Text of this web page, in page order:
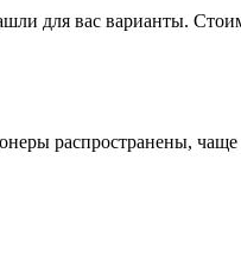
для вас варианты.
распространены,